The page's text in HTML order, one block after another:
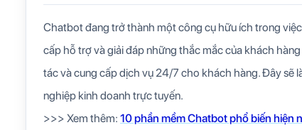
Chatbot đang trở thành một công cụ hữu ích trong
cấp hỗ trợ và giải đáp những thắc mắc của khách
tác và cung cấp dịch vụ 24/7 cho khách hàng. Đây sẽ
nghiệp kinh doanh trực tuyến.
>>> Xem thêm: 10 phần mềm Chatbot phổ biến hiện